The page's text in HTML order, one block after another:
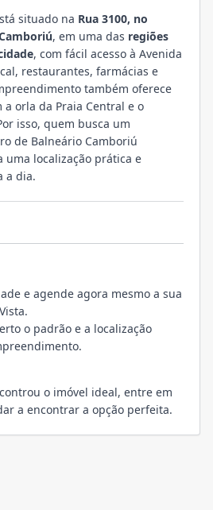
situado na Rua 3100, no
, em uma das regiões
, com fácil acesso à Avenida
restaurantes, farmácias e
também oferece
orla da Praia Central e o
isso, quem busca um
de Balneário Camboriú
uma localização prática e
a dia.
e agende agora mesmo a sua
o padrão e a localização
o imóvel ideal, entre em
a encontrar a opção perfeita.